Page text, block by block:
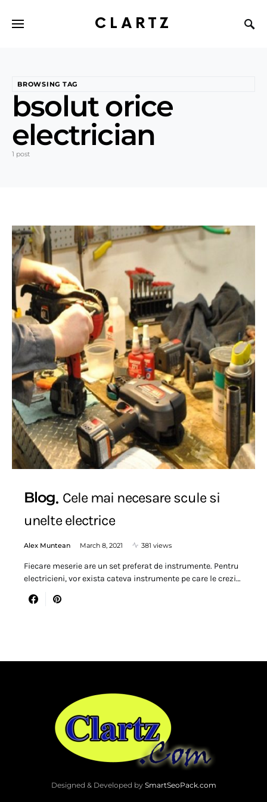
CLARTZ
BROWSING TAG
bsolut orice
electrician
1 post
Blog Cele mai necesare scule si
unelte electrice
Alex Muntean March 8, 2021 381 views
Fiecare meserie are un set preferat de instrumente. Pentru
electricieni, vor exista cateva instrumente pe care le crezi…
Designed & Developed by SmartSeoPack.com